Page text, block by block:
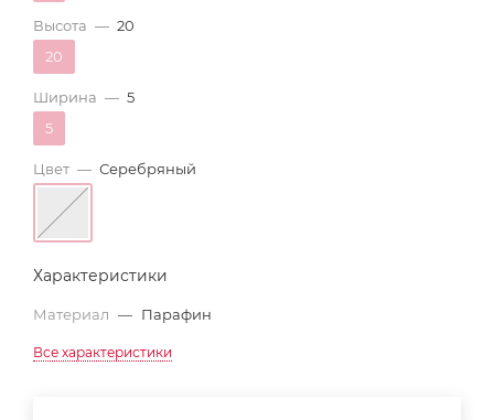
Высота — 20
20
Ширина — 5
5
Цвет — Серебряный
Характеристики
Материал — Парафин
Все характеристики